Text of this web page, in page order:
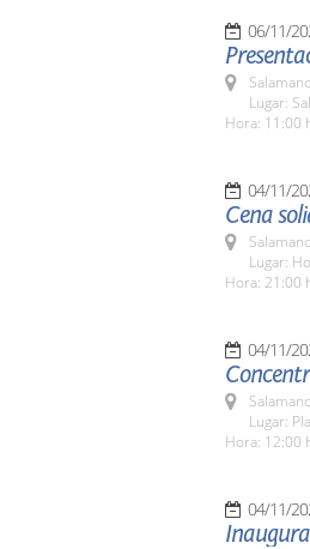
06/11/
Lugar:
Hora: 11:00
04/11/
Cena
Lugar:
Hora: 21:00
04/11/
Lugar:
Hora: 12:00
04/11/